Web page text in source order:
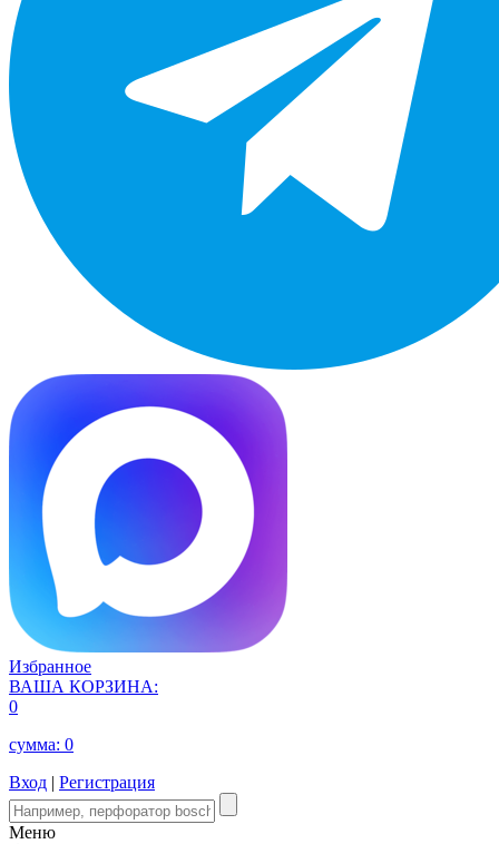
Избранное
ВАША КОРЗИНА:
0
сумма: 0
Вход | Регистрация
Меню